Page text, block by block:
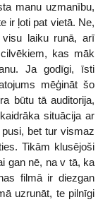
manu uzmanību,
ir ļoti pat vietā. Ne,
laiku runā, arī
kas māk
Ja godīgi, īsti
mēģināt šo
būtu tā auditorija,
situācija ar
bet tur vismaz
Tikām klusējoši
gan nē, na v tā, ka
filmā ir diezgan
uzrunāt, te pilnīgi